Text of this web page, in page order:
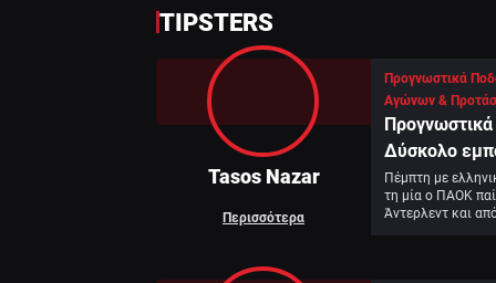
TIPSTERS
Tasos Nazar
Περισσότερα
Προγνωστικά
Αγώνων &
Δύσκολο
Πέμπτη με
τη μία ο ΠΑΟΚ
Άντερλεντ και